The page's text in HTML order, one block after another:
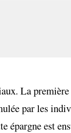
La
par les
épargne est